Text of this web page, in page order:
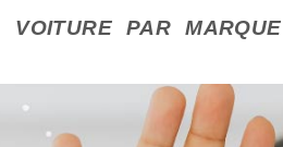
VOITURE PAR MARQUE